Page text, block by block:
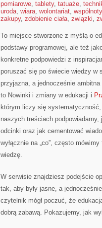
pomiarowe, tablety, tatuaże,
uroda, wiara, wolontariat,
zakupy, zdobienie ciała, związki,
To miejsce stworzone z myślą o
podstawy programowej, ale też
konkretne podpowiedzi z
poruszać się po świecie wiedzy w
przyjazna, a jednocześnie
to Nowinki i zmiany w edukacji i
którym liczy się systematyczność,
naszych treściach podpowiadamy,
odcinki oraz jak cementować
wyłącznie na „co”, często
wiedzę.
W serwisie znajdziesz podejście
tak, aby były jasne, a
czytelnik mógł poczuć, że
dobrą zabawą. Pokazujemy, jak